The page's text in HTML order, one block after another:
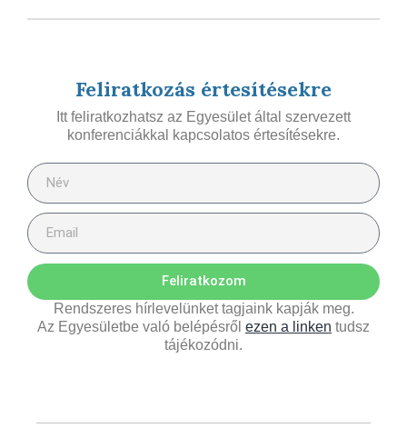
Feliratkozás értesítésekre
Itt feliratkozhatsz az Egyesület által szervezett
konferenciákkal kapcsolatos értesítésekre.
Feliratkozom
Rendszeres hírlevelünket tagjaink kapják meg.
Az Egyesületbe való belépésről ezen a linken tudsz
tájékozódni.